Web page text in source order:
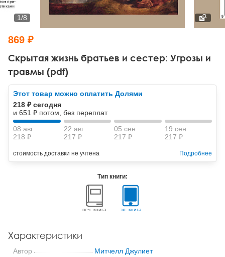
Тревожные расстройства, панические атаки
Психодрама
Другие направления психотерапии
Классический, эриксоновский гипноз и НЛП
НЛП
Психология труда и эргономика
Социальная психология
Социальная и организационная психология
Классический и юнгианский психоанализ
Скрытая жизнь братьев и сестер: Угрозы и
травмы (pdf)
1/8
869 ₽
Этот товар можно оплатить Долями
218 ₽ сегодня
и 651 ₽ потом, без переплат
08 авг
218 ₽
22 авг
217 ₽
05 сен
217 ₽
19 сен
217 ₽
стоимость доставки не учтена Подробнее
Тип книги:
печ. книга эл. книга
Характеристики
Автор
Митчелл Джулиет